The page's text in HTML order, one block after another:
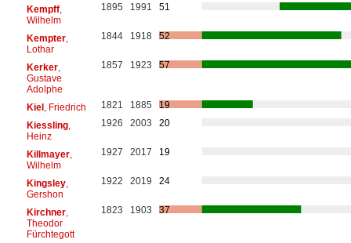
Kempff,
Wilhelm
1895 1991 51
Kempter,
Lothar
1844 1918 52
Kerker,
Gustave
Adolphe
1857 1923 57
Kiel, Friedrich 1821 1885
19
Kiessling,
Heinz
1926 2003 20
Killmayer,
Wilhelm
1927 2017 19
Kingsley,
Gershon
1922 2019 24
Kirchner,
Theodor
Fürchtegott
1823 1903 37